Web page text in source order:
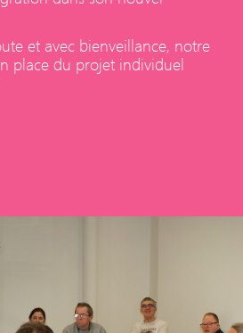
et avec bienveillance, notre
place du projet individuel